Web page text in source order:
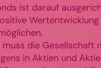
ist darauf
die Gesellschaft
in Aktien und